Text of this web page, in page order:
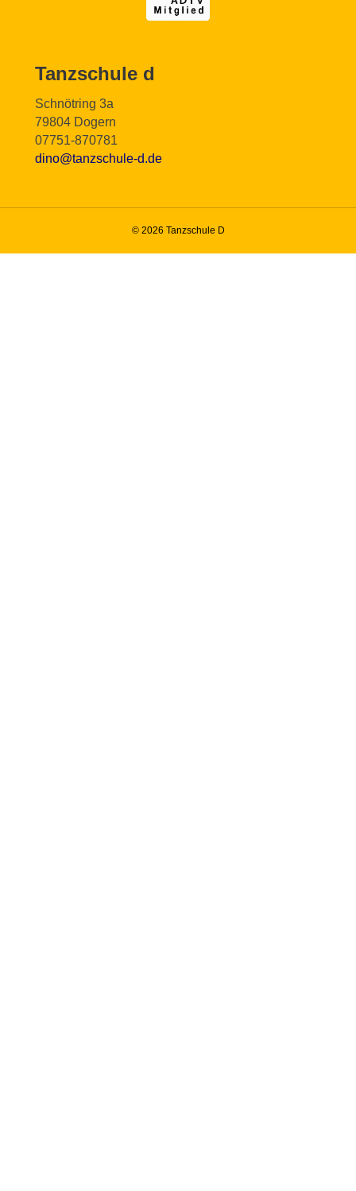
Tanzschule d
Schnötring 3a
79804 Dogern
07751-870781
dino@tanzschule-d.de
© 2026 Tanzschule D